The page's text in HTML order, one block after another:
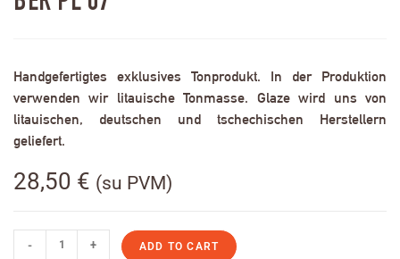
Handgefertigtes exklusives Tonprodukt. In der Produktion
verwenden wir litauische Tonmasse. Glaze wird uns von
litauischen, deutschen und tschechischen Herstellern
geliefert.
28,50 € (su PVM)
- + ADD TO CART